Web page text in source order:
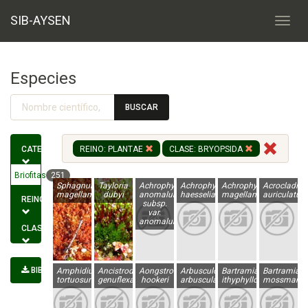
SIB-AYSEN
Especies
BUSCAR
CATEGORÍA
Briofitas 251
REINO
CLASE
BIBLIOGRAFÍA
REINO: PLANTAE CLASE: BRYOPSIDA
Sphagnum
magellanicum
Tayloria
dubyi
Achrophyllum
anomalum
subsp.
var.
anomalum
Achrophyllum
haesselianum
Achrophyllum
magellanicumauriculatum
Amphidium
tortuosum
Ancistrodes
genuflexa
Aongstroemia
hookeri
Arbusculohypopterygium
arbuscula
Bartramia
ithyphylloides
Bartramia